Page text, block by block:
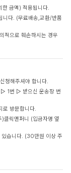
금액) 적용됩니다.
다. (무료배송,교환/반품
적으로 훼손하시는 경우
청해주셔야 합니다.
1번 ▷ 받으신 운송장 번
방문합니다.
릭앤퍼니 (입금자명 옆
있습니다. (30만원 이상 주